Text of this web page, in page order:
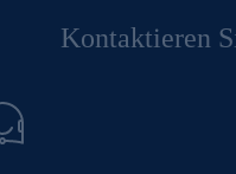
Kontaktieren